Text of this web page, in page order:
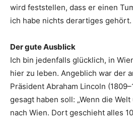
wird feststellen, dass er einen
ich habe nichts derartiges
Der gute Ausblick
Ich bin jedenfalls glücklich, in
hier zu leben. Angeblich war der
Präsident Abraham Lincoln
gesagt haben soll: „Wenn die
nach Wien. Dort geschieht alles